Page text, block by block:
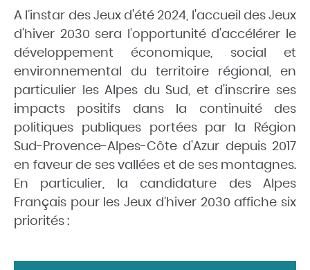
A l’instar des Jeux d'été 2024, l'accueil des Jeux
d'hiver 2030 sera l’opportunité d'accélérer le
développement économique, social et
environnemental du territoire régional, en
particulier les Alpes du Sud, et d'inscrire ses
impacts positifs dans la continuité des
politiques publiques portées par la Région
Sud-Provence-Alpes-Côte d'Azur depuis 2017
en faveur de ses vallées et de ses montagnes.
En particulier, la candidature des Alpes
Français pour les Jeux d’hiver 2030 affiche six
priorités :